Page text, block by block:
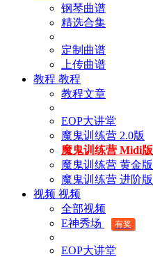
钢琴曲谱
精选合集
定制曲谱
上传曲谱
教程 教程
教程文章
EOP大讲堂
魔鬼训练营 2.0版
魔鬼训练营 Midi版
魔鬼训练营 黄金版
魔鬼训练营 进阶版
视频 视频
全部视频
E神秀场
有奖
EOP大讲堂